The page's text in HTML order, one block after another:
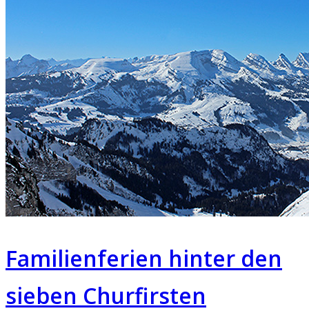
Familienferien hinter den
sieben Churfirsten